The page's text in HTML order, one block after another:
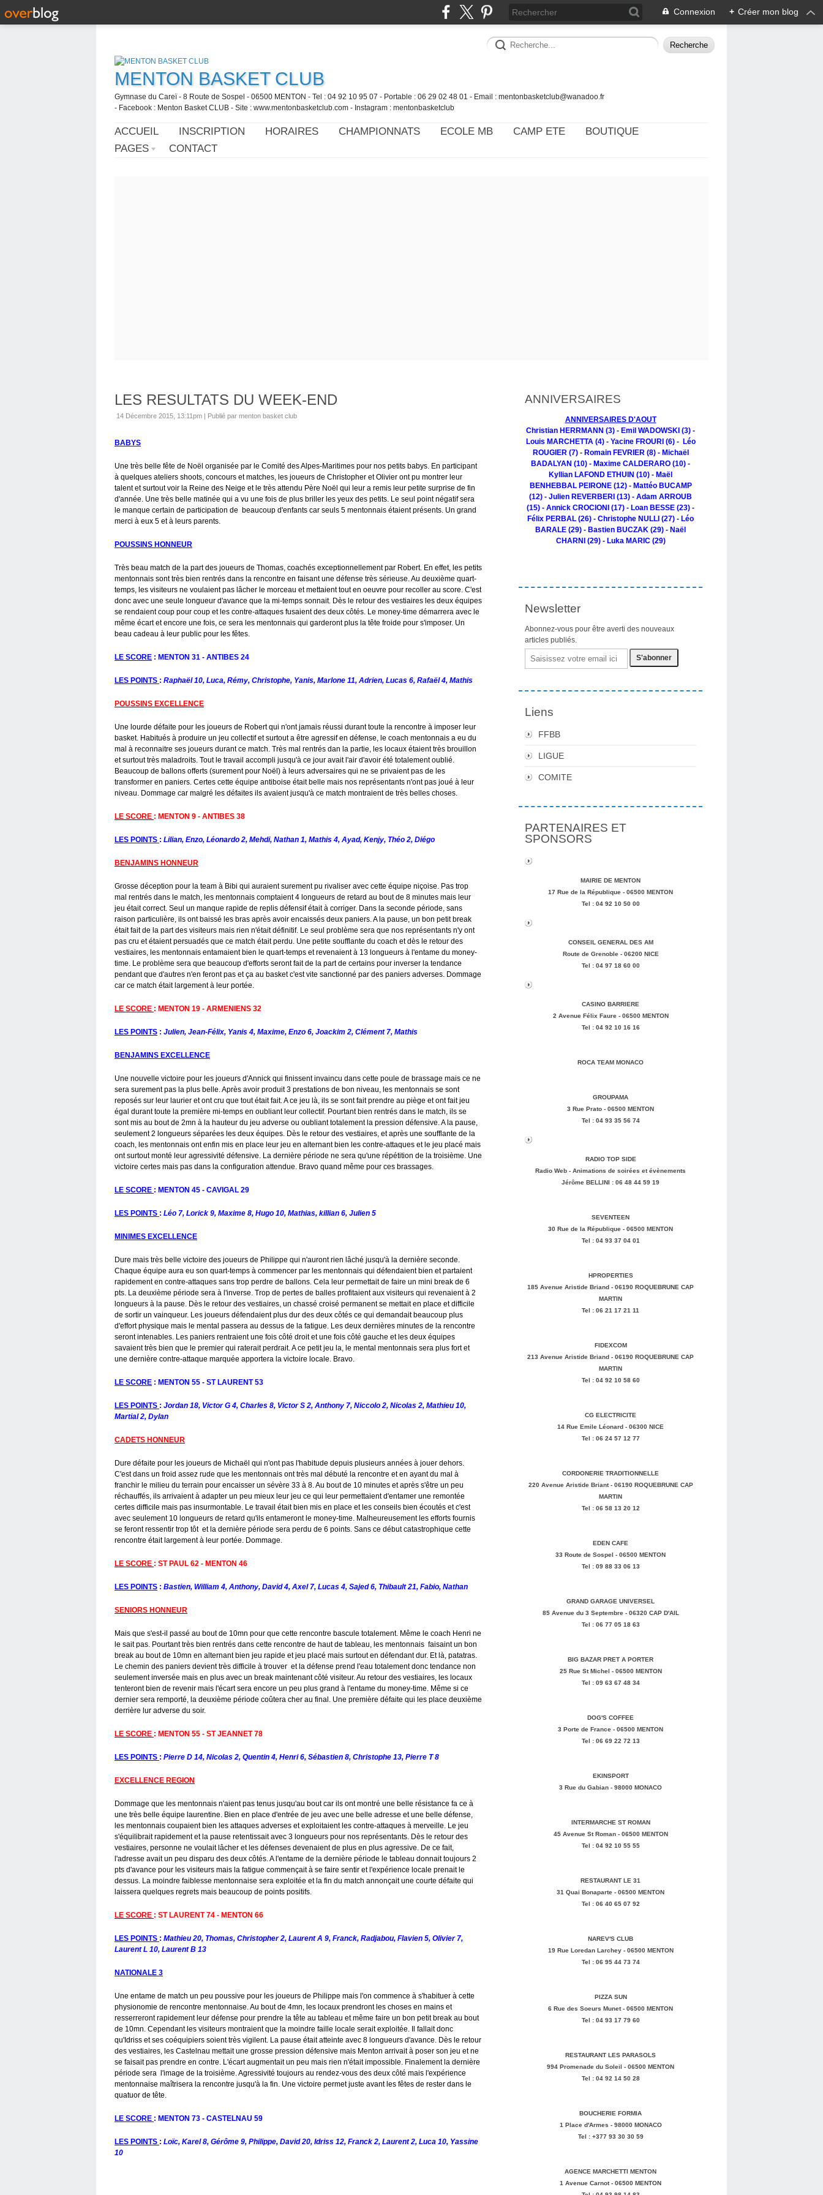
Connexion + Créer mon blog
MENTON BASKET CLUB
Gymnase du Careï - 8 Route de Sospel - 06500 MENTON - Tel : 04 92 10 95 07 - Portable : 06 29 02 48 01 - Email : mentonbasketclub@wanadoo.fr
- Facebook : Menton Basket CLUB - Site : www.mentonbasketclub.com - Instagram : mentonbasketclub
ACCUEIL INSCRIPTION HORAIRES CHAMPIONNATS ECOLE MB CAMP ETE
BOUTIQUE
PAGES
CONTACT
LES RESULTATS DU WEEK-END
14 Décembre 2015, 13:11pm | Publié par menton basket club
BABYS
Une très belle fête de Noël organisée par le Comité des Alpes-Maritimes pour nos petits babys. En participant
à quelques ateliers shoots, concours et matches, les joueurs de Christopher et Olivier ont pu montrer leur
talent et surtout voir la Reine des Neige et le très attendu Père Noël qui leur a remis leur petite surprise de fin
d'année. Une très belle matinée qui a vu une fois de plus briller les yeux des petits. Le seul point négatif sera
le manque certain de participation de beaucoup d'enfants car seuls 5 mentonnais étaient présents. Un grand
merci à eux 5 et à leurs parents.
POUSSINS HONNEUR
Très beau match de la part des joueurs de Thomas, coachés exceptionnellement par Robert. En effet, les petits
mentonnais sont très bien rentrés dans la rencontre en faisant une défense très sérieuse. Au deuxième quart-
temps, les visiteurs ne voulaient pas lâcher le morceau et mettaient tout en oeuvre pour recoller au score. C'est
donc avec une seule longueur d'avance que la mi-temps sonnait. Dès le retour des vestiaires les deux équipes
se rendaient coup pour coup et les contre-attaques fusaient des deux côtés. Le money-time démarrera avec le
même écart et encore une fois, ce sera les mentonnais qui garderont plus la tête froide pour s'imposer. Un
beau cadeau à leur public pour les fêtes.
LE SCORE : MENTON 31 - ANTIBES 24
LES POINTS : Raphaël 10, Luca, Rémy, Christophe, Yanis, Marlone 11, Adrien, Lucas 6, Rafaël 4, Mathis
POUSSINS EXCELLENCE
Une lourde défaite pour les joueurs de Robert qui n'ont jamais réussi durant toute la rencontre à imposer leur
basket. Habitués à produire un jeu collectif et surtout a être agressif en défense, le coach mentonnais a eu du
mal à reconnaitre ses joueurs durant ce match. Très mal rentrés dan la partie, les locaux étaient très brouillon
et surtout très maladroits. Tout le travail accompli jusqu'à ce jour avait l'air d'avoir été totalement oublié.
Beaucoup de ballons offerts (surement pour Noël) à leurs adversaires qui ne se privaient pas de les
transformer en paniers. Certes cette équipe antiboise était belle mais nos représentants n'ont pas joué à leur
niveau. Dommage car malgré les défaites ils avaient jusqu'à ce match montraient de très belles choses.
LE SCORE : MENTON 9 - ANTIBES 38
LES POINTS : Lilian, Enzo, Léonardo 2, Mehdi, Nathan 1, Mathis 4, Ayad, Kenjy, Théo 2, Diégo
BENJAMINS HONNEUR
Grosse déception pour la team à Bibi qui auraient surement pu rivaliser avec cette équipe niçoise. Pas trop
mal rentrés dans le match, les mentonnais comptaient 4 longueurs de retard au bout de 8 minutes mais leur
jeu était correct. Seul un manque rapide de replis défensif était à corriger. Dans la seconde période, sans
raison particulière, ils ont baissé les bras après avoir encaissés deux paniers. A la pause, un bon petit break
était fait de la part des visiteurs mais rien n'était définitif. Le seul problème sera que nos représentants n'y ont
pas cru et étaient persuadés que ce match était perdu. Une petite soufflante du coach et dès le retour des
vestiaires, les mentonnais entamaient bien le quart-temps et revenaient à 13 longueurs à l'entame du money-
time. Le problème sera que beaucoup d'efforts seront fait de la part de certains pour inverser la tendance
pendant que d'autres n'en feront pas et ça au basket c'est vite sanctionné par des paniers adverses. Dommage
car ce match était largement à leur portée.
LE SCORE : MENTON 19 - ARMENIENS 32
LES POINTS : Julien, Jean-Félix, Yanis 4, Maxime, Enzo 6, Joackim 2, Clément 7, Mathis
BENJAMINS EXCELLENCE
Une nouvelle victoire pour les joueurs d'Annick qui finissent invaincu dans cette poule de brassage mais ce ne
sera surement pas la plus belle. Après avoir produit 3 prestations de bon niveau, les mentonnais se sont
reposés sur leur laurier et ont cru que tout était fait. A ce jeu là, ils se sont fait prendre au piège et ont fait jeu
égal durant toute la première mi-temps en oubliant leur collectif. Pourtant bien rentrés dans le match, ils se
sont mis au bout de 2mn à la hauteur du jeu adverse ou oubliant totalement la pression défensive. A la pause,
seulement 2 longueurs séparées les deux équipes. Dès le retour des vestiaires, et après une soufflante de la
coach, les mentonnais ont enfin mis en place leur jeu en alternant bien les contre-attaques et le jeu placé mais
ont surtout monté leur agressivité défensive. La dernière période ne sera qu'une répétition de la troisième. Une
victoire certes mais pas dans la configuration attendue. Bravo quand même pour ces brassages.
LE SCORE : MENTON 45 - CAVIGAL 29
LES POINTS : Léo 7, Lorick 9, Maxime 8, Hugo 10, Mathias, killian 6, Julien 5
MINIMES EXCELLENCE
Dure mais très belle victoire des joueurs de Philippe qui n'auront rien lâché jusqu'à la dernière seconde.
Chaque équipe aura eu son quart-temps à commencer par les mentonnais qui défendaient bien et partaient
rapidement en contre-attaques sans trop perdre de ballons. Cela leur permettait de faire un mini break de 6
pts. La deuxième période sera à l'inverse. Trop de pertes de balles profitaient aux visiteurs qui revenaient à 2
longueurs à la pause. Dès le retour des vestiaires, un chassé croisé permanent se mettait en place et difficile
de sortir un vainqueur. Les joueurs défendaient plus dur des deux côtés ce qui demandait beaucoup plus
d'effort physique mais le mental passera au dessus de la fatigue. Les deux dernières minutes de la rencontre
seront intenables. Les paniers rentraient une fois côté droit et une fois côté gauche et les deux équipes
savaient très bien que le premier qui raterait perdrait. A ce petit jeu la, le mental mentonnais sera plus fort et
une dernière contre-attaque marquée apportera la victoire locale. Bravo.
LE SCORE : MENTON 55 - ST LAURENT 53
LES POINTS : Jordan 18, Victor G 4, Charles 8, Victor S 2, Anthony 7, Niccolo 2, Nicolas 2, Mathieu 10,
Martial 2, Dylan
CADETS HONNEUR
Dure défaite pour les joueurs de Michaël qui n'ont pas l'habitude depuis plusieurs années à jouer dehors.
C'est dans un froid assez rude que les mentonnais ont très mal débuté la rencontre et en ayant du mal à
franchir le milieu du terrain pour encaisser un sévère 33 à 8. Au bout de 10 minutes et après s'être un peu
réchauffés, ils arrivaient à adapter un peu mieux leur jeu ce qui leur permettaient d'entamer une remontée
certes difficile mais pas insurmontable. Le travail était bien mis en place et les conseils bien écoutés et c'est
avec seulement 10 longueurs de retard qu'ils entameront le money-time. Malheureusement les efforts fournis
se feront ressentir trop tôt et la dernière période sera perdu de 6 points. Sans ce début catastrophique cette
rencontre était largement à leur portée. Dommage.
LE SCORE : ST PAUL 62 - MENTON 46
LES POINTS : Bastien, William 4, Anthony, David 4, Axel 7, Lucas 4, Sajed 6, Thibault 21, Fabio, Nathan
SENIORS HONNEUR
Mais que s'est-il passé au bout de 10mn pour que cette rencontre bascule totalement. Même le coach Henri ne
le sait pas. Pourtant très bien rentrés dans cette rencontre de haut de tableau, les mentonnais faisaint un bon
break au bout de 10mn en alternant bien jeu rapide et jeu placé mais surtout en défendant dur. Et là, patatras.
Le chemin des paniers devient très difficile à trouver et la défense prend l'eau totalement donc tendance non
seulement inversée mais en plus avec un break maintenant côté visiteur. Au retour des vestiaires, les locaux
tenteront bien de revenir mais l'écart sera encore un peu plus grand à l'entame du money-time. Même si ce
dernier sera remporté, la deuxième période coûtera cher au final. Une première défaite qui les place deuxième
derrière lur adverse du soir.
LE SCORE : MENTON 55 - ST JEANNET 78
LES POINTS : Pierre D 14, Nicolas 2, Quentin 4, Henri 6, Sébastien 8, Christophe 13, Pierre T 8
EXCELLENCE REGION
Dommage que les mentonnais n'aient pas tenus jusqu'au bout car ils ont montré une belle résistance fa ce à
une très belle équipe laurentine. Bien en place d'entrée de jeu avec une belle adresse et une belle défense,
les mentonnais coupaient bien les attaques adverses et exploitaient les contre-attaques à merveille. Le jeu
s'équilibrait rapidement et la pause retentissait avec 3 longueurs pour nos représentants. Dès le retour des
vestiaires, personne ne voulait lâcher et les défenses devenaient de plus en plus agressive. De ce fait,
l'adresse avait un peu disparu des deux côtés. A l'entame de la dernière période le tableau donnait toujours 2
pts d'avance pour les visiteurs mais la fatigue commençait à se faire sentir et l'expérience locale prenait le
dessus. La moindre faiblesse mentonnaise sera exploitée et la fin du match annonçait une courte défaite qui
laissera quelques regrets mais beaucoup de points positifs.
LE SCORE : ST LAURENT 74 - MENTON 66
LES POINTS : Mathieu 20, Thomas, Christopher 2, Laurent A 9, Franck, Radjabou, Flavien 5, Olivier 7,
Laurent L 10, Laurent B 13
NATIONALE 3
Une entame de match un peu poussive pour les joueurs de Philippe mais l'on commence à s'habituer à cette
physionomie de rencontre mentonnaise. Au bout de 4mn, les locaux prendront les choses en mains et
resserreront rapidement leur défense pour prendre la tête au tableau et même faire un bon petit break au bout
de 10mn. Cependant les visiteurs montraient que la moindre faille locale serait exploitée. Il fallait donc
qu'Idriss et ses coéquipiers soient très vigilent. La pause était atteinte avec 8 longueurs d'avance. Dès le retour
des vestiaires, les Castelnau mettait une grosse pression défensive mais Menton arrivait à poser son jeu et ne
se faisait pas prendre en contre. L'écart augmentait un peu mais rien n'était impossible. Finalement la dernière
période sera l'image de la troisième. Agressivité toujours au rendez-vous des deux côté mais l'expérience
mentonnaise maîtrisera la rencontre jusqu'à la fin. Une victoire permet juste avant les fêtes de rester dans le
quatuor de tête.
LE SCORE : MENTON 73 - CASTELNAU 59
LES POINTS : Loïc, Karel 8, Gérôme 9, Philippe, David 20, Idriss 12, Franck 2, Laurent 2, Luca 10, Yassine
10
ANNIVERSAIRES
ANNIVERSAIRES D'AOUT
Christian HERRMANN (3) - Emil WADOWSKI (3) -
Louis MARCHETTA (4) - Yacine FROURI (6) - Léo
ROUGIER (7) - Romain FEVRIER (8) - Michaël
BADALYAN (10) - Maxime CALDERARO (10) -
Kyllian LAFOND ETHUIN (10) - Maël
BENHEBBAL PEIRONE (12) - Mattéo BUCAMP
(12) - Julien REVERBERI (13) - Adam ARROUB
(15) - Annick CROCIONI (17) - Loan BESSE (23) -
Félix PERBAL (26) - Christophe NULLI (27) - Léo
BARALE (29) - Bastien BUCZAK (29) - Naël
CHARNI (29) - Luka MARIC (29)
Newsletter
Abonnez-vous pour être averti des nouveaux
articles publiés.
Email
Liens
FFBB
LIGUE
COMITE
PARTENAIRES ET
SPONSORS
MAIRIE DE MENTON
17 Rue de la République - 06500 MENTON
Tel : 04 92 10 50 00
CONSEIL GENERAL DES AM
Route de Grenoble - 06200 NICE
Tel : 04 97 18 60 00
CASINO BARRIERE
2 Avenue Félix Faure - 06500 MENTON
Tel : 04 92 10 16 16
ROCA TEAM MONACO
GROUPAMA
3 Rue Prato - 06500 MENTON
Tel : 04 93 35 56 74
RADIO TOP SIDE
Radio Web - Animations de soirées et évènements
Jérôme BELLINI : 06 48 44 59 19
SEVENTEEN
30 Rue de la République - 06500 MENTON
Tel : 04 93 37 04 01
HPROPERTIES
185 Avenue Aristide Briand - 06190 ROQUEBRUNE CAP
MARTIN
Tel : 06 21 17 21 11
FIDEXCOM
213 Avenue Aristide Briand - 06190 ROQUEBRUNE CAP
MARTIN
Tel : 04 92 10 58 60
CG ELECTRICITE
14 Rue Emile Léonard - 06300 NICE
Tel : 06 24 57 12 77
CORDONERIE TRADITIONNELLE
220 Avenue Aristide Briant - 06190 ROQUEBRUNE CAP
MARTIN
Tel : 06 58 13 20 12
EDEN CAFE
33 Route de Sospel - 06500 MENTON
Tel : 09 88 33 06 13
GRAND GARAGE UNIVERSEL
85 Avenue du 3 Septembre - 06320 CAP D'AIL
Tel : 06 77 05 18 63
BIG BAZAR PRET A PORTER
25 Rue St Michel - 06500 MENTON
Tel : 09 63 67 48 34
DOG'S COFFEE
3 Porte de France - 06500 MENTON
Tel : 06 69 22 72 13
EKINSPORT
3 Rue du Gabian - 98000 MONACO
INTERMARCHE ST ROMAN
45 Avenue St Roman - 06500 MENTON
Tel : 04 92 10 55 55
RESTAURANT LE 31
31 Quai Bonaparte - 06500 MENTON
Tel : 06 40 65 07 92
NAREV'S CLUB
19 Rue Loredan Larchey - 06500 MENTON
Tel : 06 95 44 73 74
PIZZA SUN
6 Rue des Soeurs Munet - 06500 MENTON
Tel : 04 93 17 79 60
RESTAURANT LES PARASOLS
994 Promenade du Soleil - 06500 MENTON
Tel : 04 92 14 50 28
BOUCHERIE FORMIA
1 Place d'Armes - 98000 MONACO
Tel : +377 93 30 30 59
AGENCE MARCHETTI MENTON
1 Avenue Carnot - 06500 MENTON